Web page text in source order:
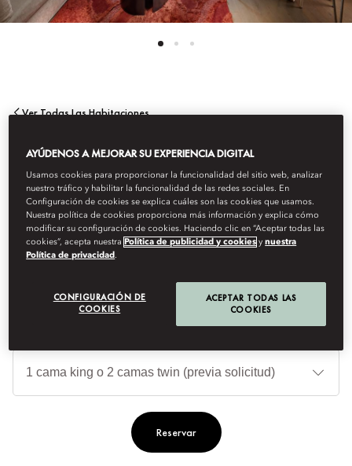
Ver Todas Las Habitaciones
SUITE COUTURE
Esta suite de 78 m² es un homenaje a las casas de moda
parisinas con interiores elegantes, un área de estar que incluye
comedor para cuatro personas, cocina pequeña, baño de visitas
y una amplia habitación con cama king o camas twin contigua a
Reservar
AYÚDENOS A MEJORAR SU EXPERIENCIA DIGITAL
Usamos cookies para proporcionar la funcionalidad del sitio web, analizar
nuestro tráfico y habilitar la funcionalidad de las redes sociales. En
Configuración de cookies se explica cuáles son las cookies que usamos.
Nuestra política de cookies proporciona más información y explica cómo
modificar su configuración de cookies. Haciendo clic en “Aceptar todas las
cookies”, acepta nuestra Política de publicidad y cookies ynuestra
Política de privacidad .
CONFIGURACIÓN DE
COOKIES
ACEPTAR TODAS LAS
COOKIES